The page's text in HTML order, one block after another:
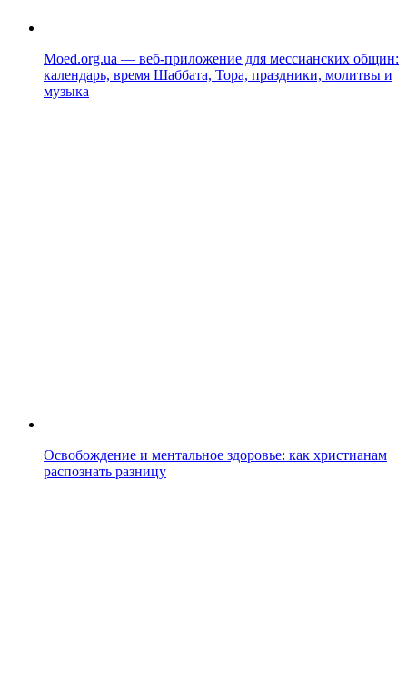
Moed.org.ua — веб-приложение для мессианских общин:
календарь, время Шаббата, Тора, праздники, молитвы и
музыка
Освобождение и ментальное здоровье: как христианам
распознать разницу